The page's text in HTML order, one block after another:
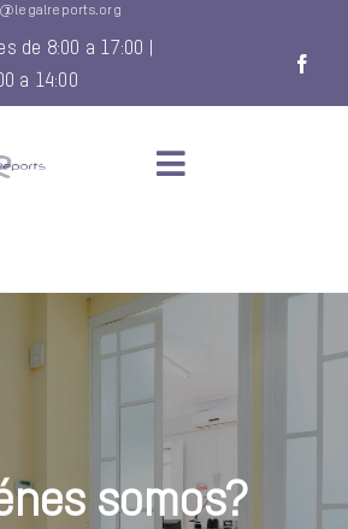
de 8:00 a 17:00 |
a 14:00
Toggle
SERVICIOS
NOVEDADES
somos?